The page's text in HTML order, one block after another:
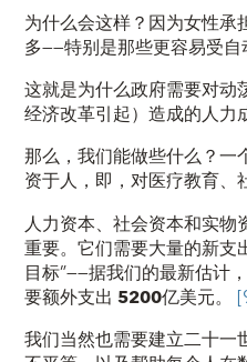
为什么会这样？因为女性
多——特别是那些更容易受自
这就是为什么政府需要对
经济改革引起）造成的人力
那么，我们能做些什么？一
资于人，即，对医疗教育、
人力资本、社会资本和实
重要。它们需要大量的新支
目标”——据我们的最新估计
要额外支出5200亿美元。
我们当然也需要建立二十